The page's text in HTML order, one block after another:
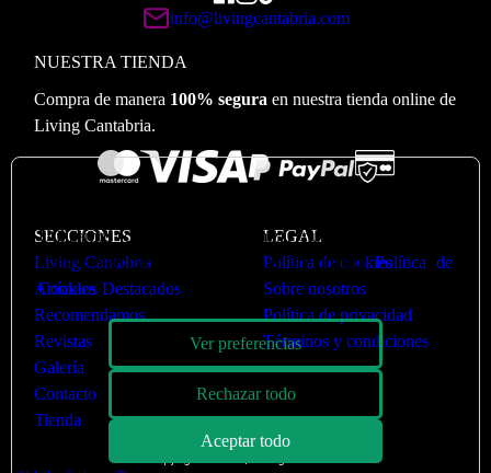
info@livingcantabria.com
NUESTRA TIENDA
Compra de manera 100% segura en nuestra tienda online de
Living Cantabria.
SECCIONES
Living Cantabria
Artículos Destacados
Recomendamos
Revistas
Galería
Contacto
Tienda
LEGAL
Política de cookies
Sobre nosotros
Política de privacidad
Términos y condiciones
Utilizamos cookies para optimizar nuestro sitio web y
nuestro servicio. Puede ver más en nuestraPolítica de
Cookies
Ver preferencias
Rechazar todo
Aceptar todo